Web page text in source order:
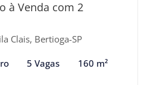
à Venda com 2
Clais, Bertioga-SP
5 Vagas 160 m²